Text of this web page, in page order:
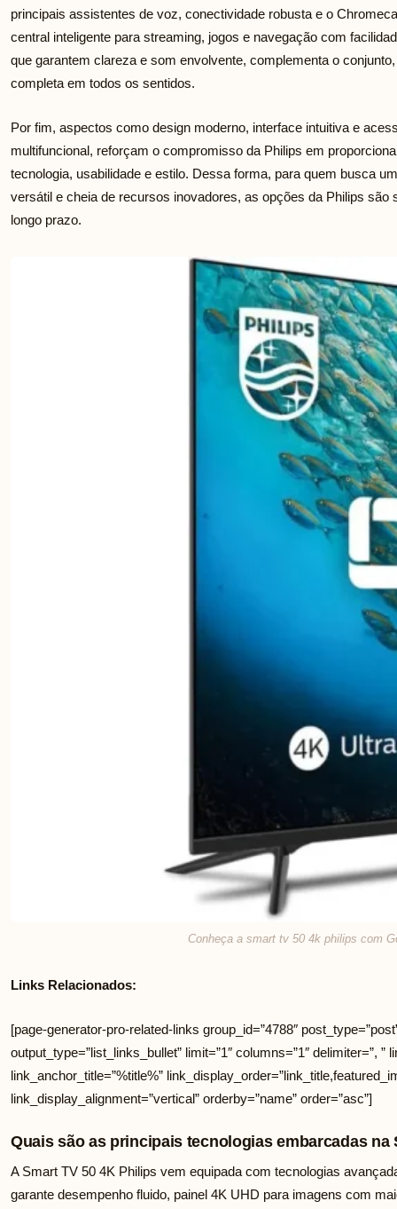
principais assistentes de voz, conectividade robusta e o
central inteligente para streaming, jogos e navegação com
que garantem clareza e som envolvente, complementa o
completa em todos os sentidos.
Por fim, aspectos como design moderno, interface intuitiva e
multifuncional, reforçam o compromisso da Philips em
tecnologia, usabilidade e estilo. Dessa forma, para quem busca
versátil e cheia de recursos inovadores, as opções da Philips
longo prazo.
Conheça a smart tv 50 4k philips com
Links Relacionados:
[page-generator-pro-related-links group_id=”4788″
output_type=”list_links_bullet” limit=”1″ columns=”1″ delimiter=”, ”
link_anchor_title=”%title%”
link_display_alignment=”vertical” orderby=”name” order=”asc”]
Quais são as principais tecnologias embarcadas na
A Smart TV 50 4K Philips vem equipada com tecnologias
garante desempenho fluido, painel 4K UHD para imagens com